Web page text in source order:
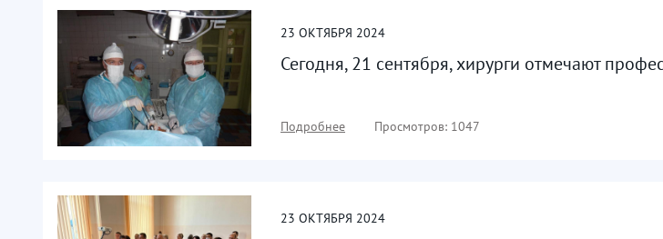
23 ОКТЯБРЯ 2024
Сегодня, 21 сентября, хирурги отмечают
Подробнее Просмотров: 1047
23 ОКТЯБРЯ 2024